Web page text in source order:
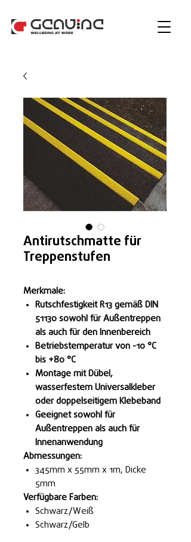
Antirutschmatte für
Treppenstufen
Merkmale:
Rutschfestigkeit R13 gemäß DIN
51130 sowohl für Außentreppen
als auch für den Innenbereich
Betriebstemperatur von -10 °C
bis +80 °C
Montage mit Dübel,
wasserfestem Universalkleber
oder doppelseitigem Klebeband
Geeignet sowohl für
Außentreppen als auch für
Innenanwendung
Abmessungen:
345mm x 55mm x 1m, Dicke
5mm
Verfügbare Farben:
Schwarz/Weiß
Schwarz/Gelb